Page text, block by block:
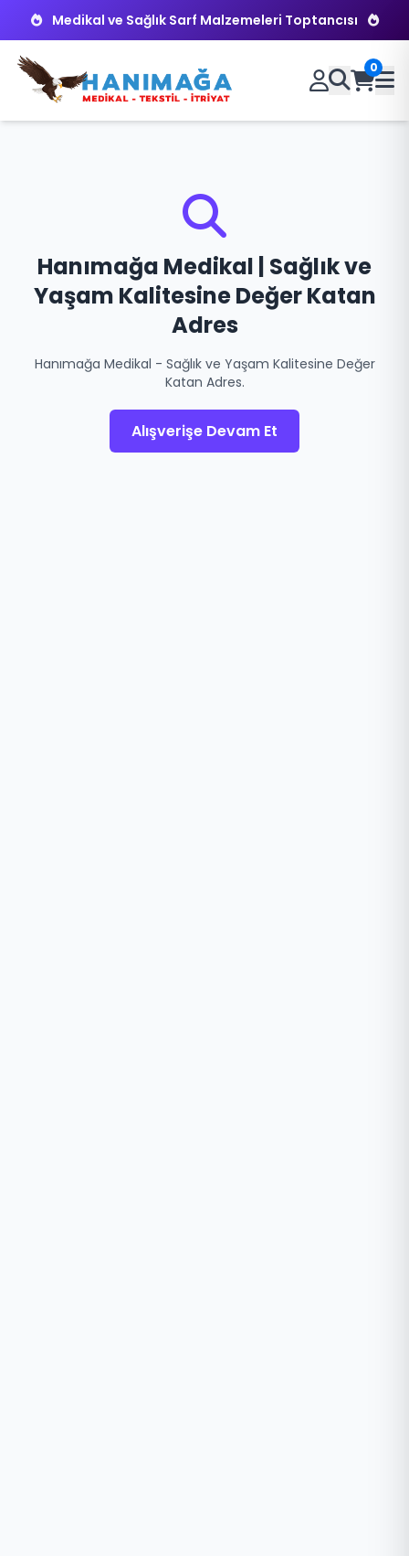
Medikal ve Sağlık Sarf Malzemeleri Toptancısı
0
Hanımağa Medikal | Sağlık ve
Yaşam Kalitesine Değer Katan
Adres
Hanımağa Medikal - Sağlık ve Yaşam Kalitesine Değer
Katan Adres.
Alışverişe Devam Et